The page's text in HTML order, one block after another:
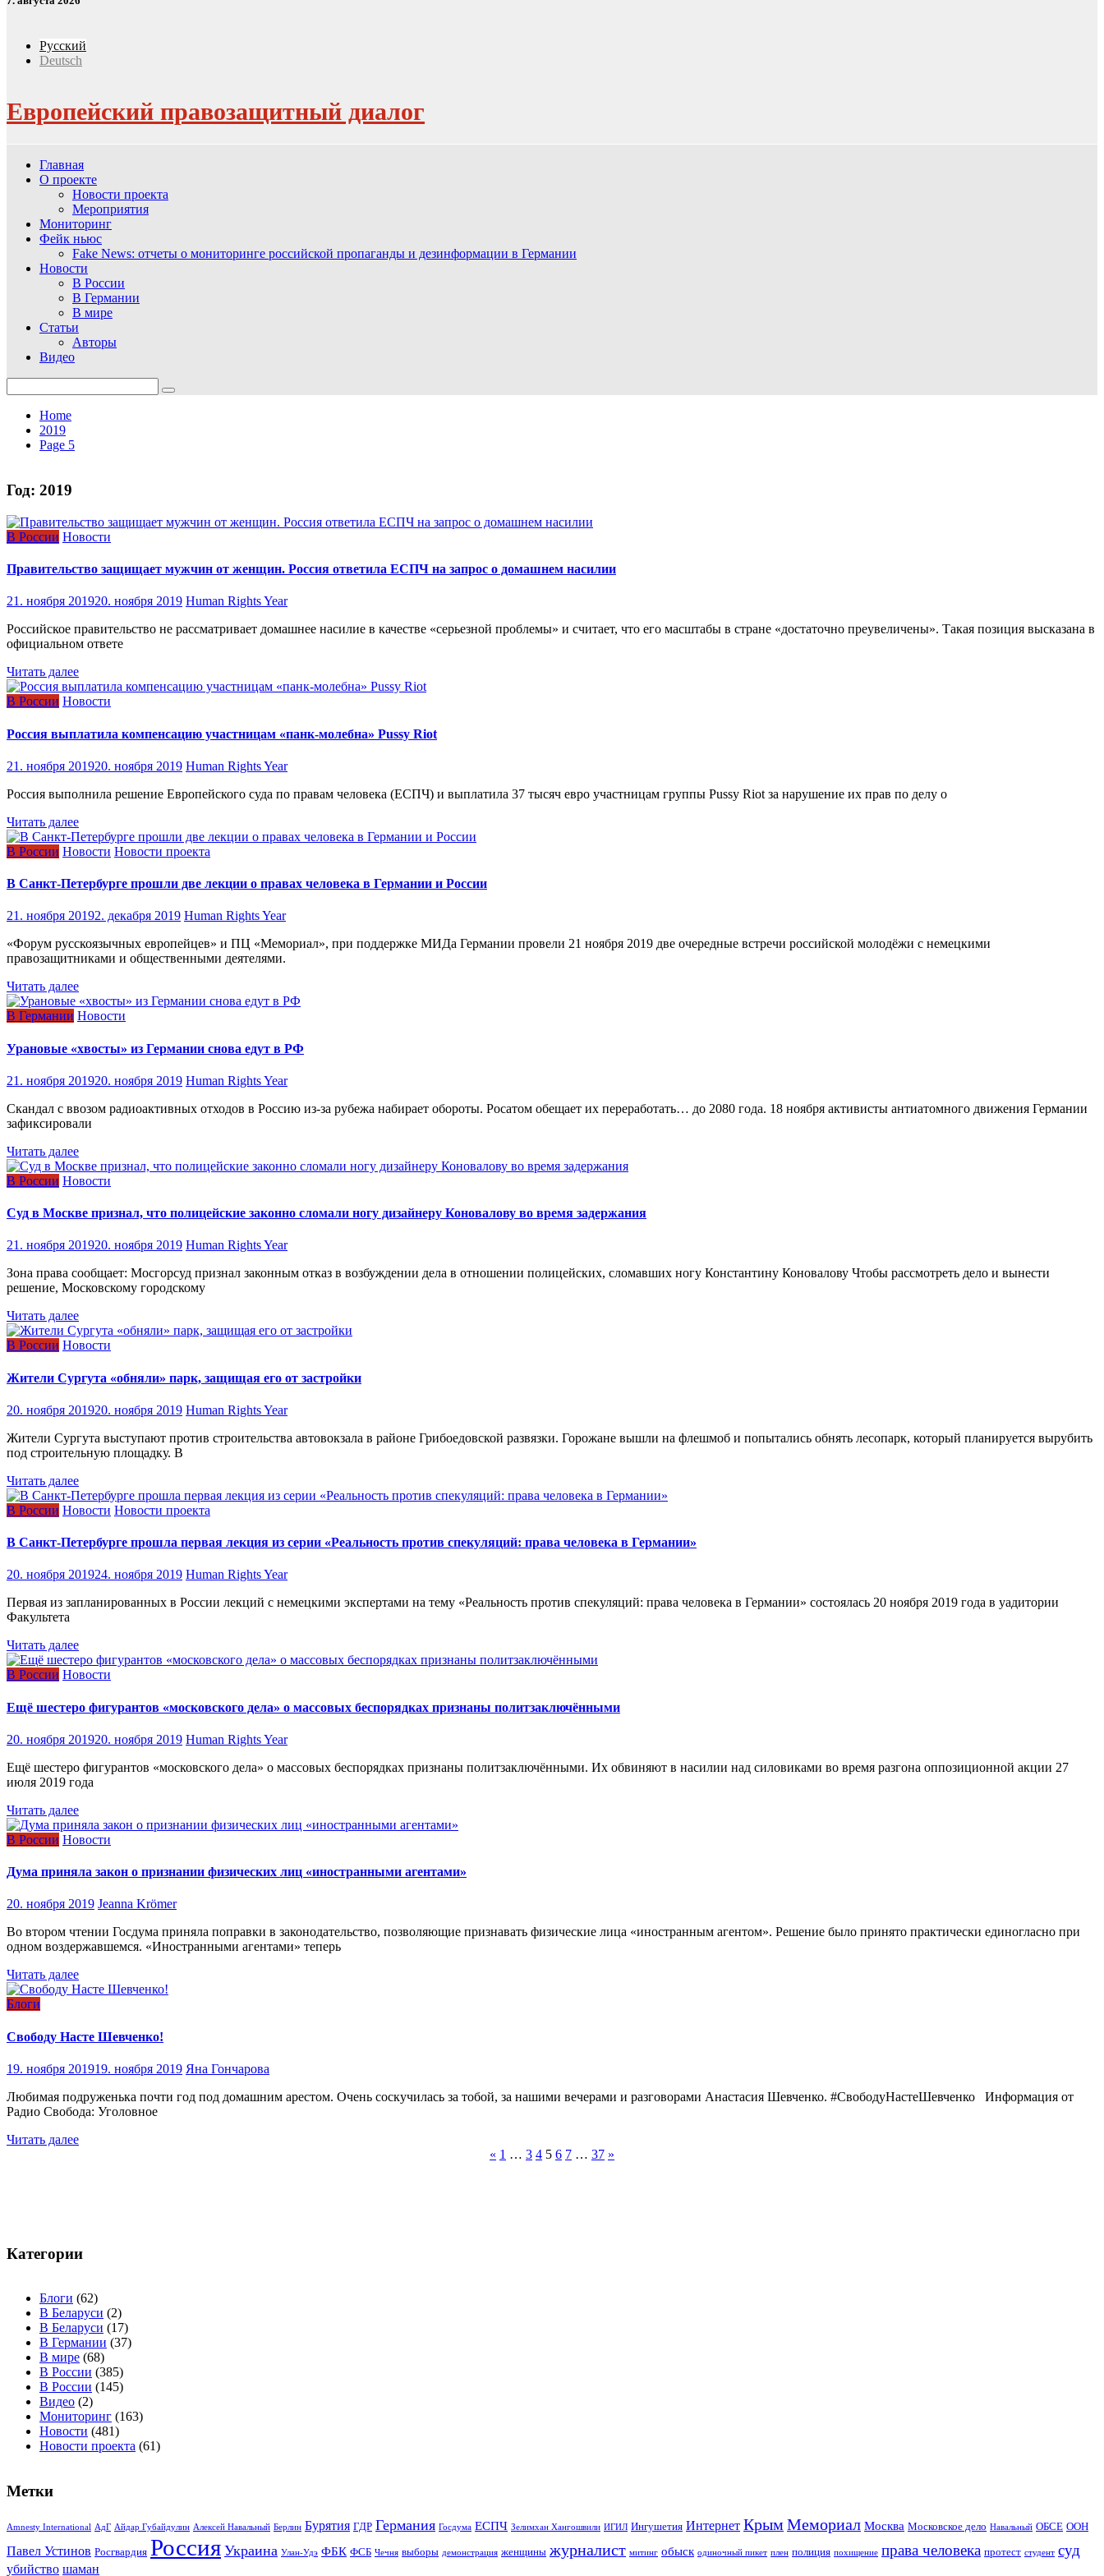
Русский
Deutsch
Европейский правозащитный диалог
Главная
О проекте
Новости проекта
Мероприятия
Мониторинг
Фейк ньюс
Fake News: отчеты о мониторинге российской пропаганды и дезинформации в Германии
Новости
В России
В Германии
В мире
Статьи
Авторы
Видео
for:
Home
2019
Page 5
Год: 2019
В России Новости
Правительство защищает мужчин от женщин. Россия ответила ЕСПЧ на запрос о домашнем насилии
21. ноября 201920. ноября 2019 Human Rights Year
Российское правительство не рассматривает домашнее насилие в качестве «серьезной проблемы» и считает, что его масштабы в стране «достаточно преувеличены». Такая позиция высказана в
официальном ответе
Читать далее
В России Новости
Россия выплатила компенсацию участницам «панк-молебна» Pussy Riot
21. ноября 201920. ноября 2019 Human Rights Year
Россия выполнила решение Европейского суда по правам человека (ЕСПЧ) и выплатила 37 тысяч евро участницам группы Pussy Riot за нарушение их прав по делу о
Читать далее
В России Новости Новости проекта
В Санкт-Петербурге прошли две лекции о правах человека в Германии и России
21. ноября 20192. декабря 2019 Human Rights Year
«Форум русскоязычных европейцев» и ПЦ «Мемориал», при поддержке МИДа Германии провели 21 ноября 2019 две очередные встречи российской молодёжи с немецкими
правозащитниками и общественными деятелями.
Читать далее
В Германии Новости
Урановые «хвосты» из Германии снова едут в РФ
21. ноября 201920. ноября 2019 Human Rights Year
Скандал с ввозом радиоактивных отходов в Россию из-за рубежа набирает обороты. Росатом обещает их переработать… до 2080 года. 18 ноября активисты антиатомного движения Германии
зафиксировали
Читать далее
В России Новости
Суд в Москве признал, что полицейские законно сломали ногу дизайнеру Коновалову во время задержания
21. ноября 201920. ноября 2019 Human Rights Year
Зона права сообщает: Мосгорсуд признал законным отказ в возбуждении дела в отношении полицейских, сломавших ногу Константину Коновалову Чтобы рассмотреть дело и вынести
решение, Московскому городскому
Читать далее
В России Новости
Жители Сургута «обняли» парк, защищая его от застройки
20. ноября 201920. ноября 2019 Human Rights Year
Жители Сургута выступают против строительства автовокзала в районе Грибоедовской развязки. Горожане вышли на флешмоб и попытались обнять лесопарк, который планируется вырубить
под строительную площадку. В
Читать далее
В России Новости Новости проекта
В Санкт-Петербурге прошла первая лекция из серии «Реальность против спекуляций: права человека в Германии»
20. ноября 201924. ноября 2019 Human Rights Year
Первая из запланированных в России лекций с немецкими экспертами на тему «Реальность против спекуляций: права человека в Германии» состоялась 20 ноября 2019 года в уадитории
Факультета
Читать далее
В России Новости
Ещё шестеро фигурантов «московского дела» о массовых беспорядках признаны политзаключёнными
20. ноября 201920. ноября 2019 Human Rights Year
Ещё шестеро фигурантов «московского дела» о массовых беспорядках признаны политзаключёнными. Их обвиняют в насилии над силовиками во время разгона оппозиционной акции 27
июля 2019 года
Читать далее
В России Новости
Дума приняла закон о признании физических лиц «иностранными агентами»
20. ноября 2019 Jeanna Krömer
Во втором чтении Госдума приняла поправки в законодательство, позволяющие признавать физические лица «иностранным агентом». Решение было принято практически единогласно при
одном воздержавшемся. «Иностранными агентами» теперь
Читать далее
Блоги
Свободу Насте Шевченко!
19. ноября 201919. ноября 2019 Яна Гончарова
Любимая подруженька почти год под домашним арестом. Очень соскучилась за тобой, за нашими вечерами и разговорами Анастасия Шевченко. #СвободуНастеШевченко Информация от
Радио Свобода: Уголовное
Читать далее
« 1 … 3 4 5 6 7 … 37 »
Категории
Блоги (62)
В Беларуси (2)
В Беларуси (17)
В Германии (37)
В мире (68)
В России (385)
В России (145)
Видео (2)
Мониторинг (163)
Новости (481)
Новости проекта (61)
Метки
Amnesty International АдГ Айдар Губайдулин Алексей Навальный Берлин Бурятия ГДР Германия Госдума ЕСПЧ Зелимхан Хангошвили ИГИЛ Ингушетия Интернет Крым Мемориал Москва Московское дело Навальный ОБСЕ ООН
Павел Устинов Росгвардия Россия Украина Улан-Удэ ФБК ФСБ Чечня выборы демонстрация женщины журналист митинг обыск одиночный пикет плен полиция похищение права человека протест студент суд
убийство шаман